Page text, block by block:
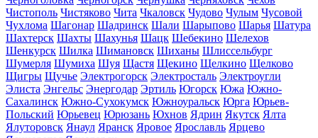
Чистополь Чистяково Чита Чкаловск Чудово Чулым Чусовой
Чухлома Шагонар Шадринск Шали Шарыпово Шарья Шатура
Шахтерск Шахты Шахунья Шацк Шебекино Шелехов
Шенкурск Шилка Шимановск Шиханы Шлиссельбург
Шумерля Шумиха Шуя Щастя Щекино Щелкино Щелково
Щигры Щучье Электрогорск Электросталь Электроугли
Элиста Энгельс Энергодар Эртиль Югорск Южа Южно-
Сахалинск Южно-Сухокумск Южноуральск Юрга Юрьев-
Польский Юрьевец Юрюзань Юхнов Ядрин Якутск Ялта
Ялуторовск Янаул Яранск Яровое Ярославль Ярцево